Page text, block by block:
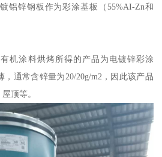
铝锌钢板作为彩涂基板（55%AI-Zn和
机涂料烘烤所得的产品为电镀锌彩涂
通常含锌量为20/20g/m2，因此该产品
顶等。